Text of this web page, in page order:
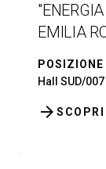
EMILIA
POSIZIONE
Hall SUD/007
SCOPRI
arrow_forward